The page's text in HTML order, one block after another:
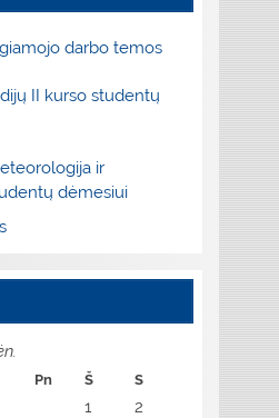
darbo temos
II kurso studentų
ir
dėmesiui
Pn Š S
1
2